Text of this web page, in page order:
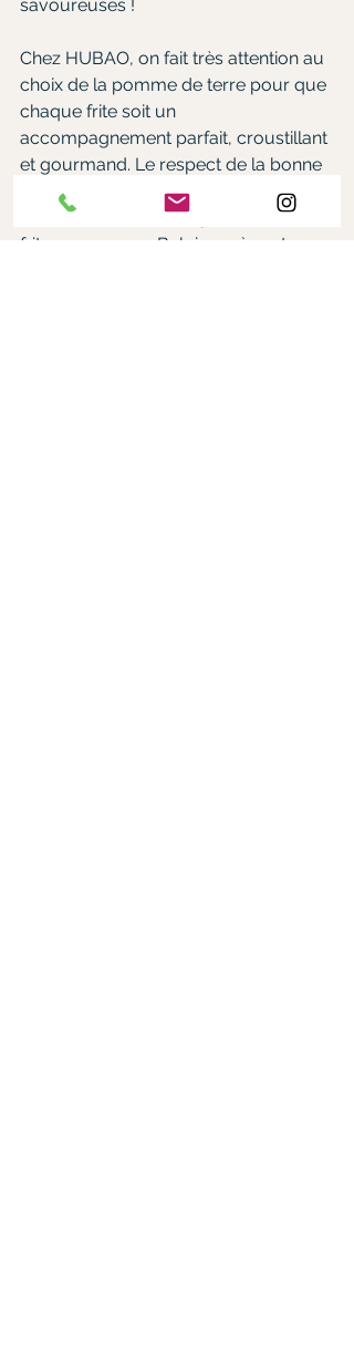
savoureuses !
Chez HUBAO, on fait très attention au
choix de la pomme de terre pour que
chaque frite soit un
accompagnement parfait, croustillant
et gourmand. Le respect de la bonne
variété et des bons gestes fait
vraiment la différence pour avoir des
frites comme en Belgique, à partager